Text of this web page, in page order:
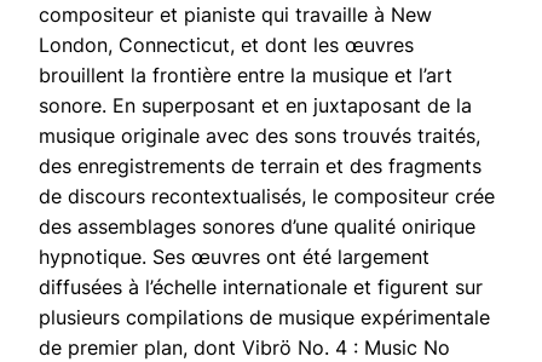
compositeur et pianiste qui travaille à New
London, Connecticut, et dont les œuvres
brouillent la frontière entre la musique et l’art
sonore. En superposant et en juxtaposant de la
musique originale avec des sons trouvés traités,
des enregistrements de terrain et des fragments
de discours recontextualisés, le compositeur crée
des assemblages sonores d’une qualité onirique
hypnotique. Ses œuvres ont été largement
diffusées à l’échelle internationale et figurent sur
plusieurs compilations de musique expérimentale
de premier plan, dont Vibrö No. 4 : Music No